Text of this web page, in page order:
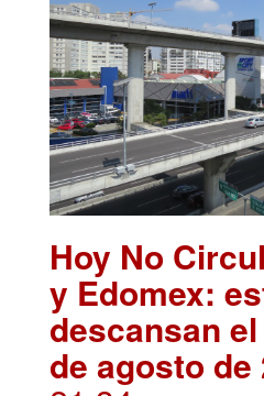
Hoy No
y Edomex:
descansan
de agosto de